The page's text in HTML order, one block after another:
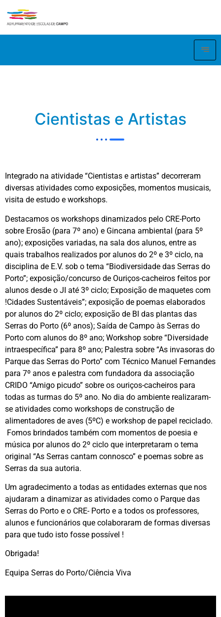
Cientistas e Artistas
Integrado na atividade “Cientistas e artistas” decorreram
diversas atividades como exposições, momentos musicais,
visita de estudo e workshops.
Destacamos os workshops dinamizados pelo CRE-Porto
sobre Erosão (para 7º ano) e Gincana ambiental (para 5º
ano); exposições variadas, na sala dos alunos, entre as
quais trabalhos realizados por alunos do 2º e 3º ciclo, na
disciplina de E.V. sob o tema “Biodiversidade das Serras do
Porto”; exposição/concurso de Ouriços-cacheiros feitos por
alunos desde o JI até 3º ciclo; Exposição de maquetes com
!Cidades Sustentáveis”; exposição de poemas elaborados
por alunos do 2º ciclo; exposição de BI das plantas das
Serras do Porto (6º anos); Saída de Campo às Serras do
Porto com alunos do 8º ano; Workshop sobre “Diversidade
intraespecífica” para 8º ano; Palestra sobre “As invasoras do
Parque das Serras do Porto” com Técnico Manuel Fernandes
para 7º anos e palestra com fundadora da associação
CRIDO “Amigo picudo” sobre os ouriços-cacheiros para
todas as turmas do 5º ano. No dia do ambiente realizaram-
se atividades como workshops de construção de
alimentadores de aves (5ºC) e workshop de papel reciclado.
Fomos brindados também com momentos de poesia e
música por alunos do 2º ciclo que interpretaram o tema
original “As Serras cantam connosco” e poemas sobre as
Serras da sua autoria.
Um agradecimento a todas as entidades externas que nos
ajudaram a dinamizar as atividades como o Parque das
Serras do Porto e o CRE- Porto e a todos os professores,
alunos e funcionários que colaboraram de formas diversas
para que tudo isto fosse possível !
Obrigada!
Equipa Serras do Porto/Ciência Viva